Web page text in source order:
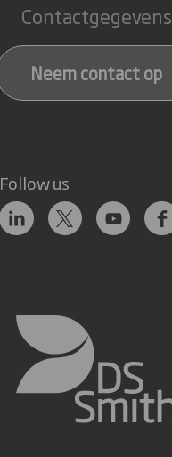
Contactgegevens
Neem contact op
Follow us